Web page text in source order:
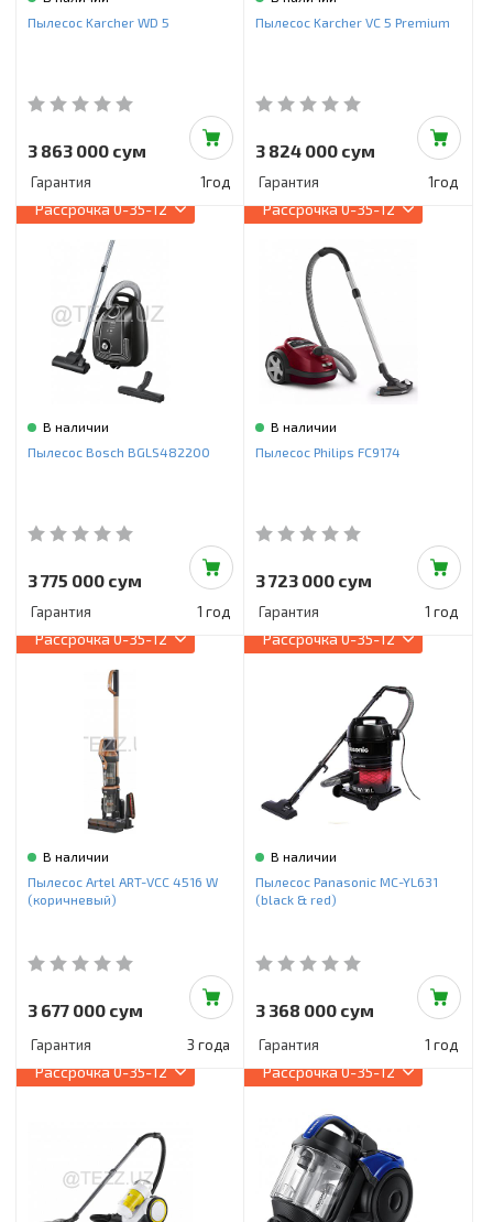
Инструменты и техника
Красота и здоровье
Пылесосы
Фильтры для воды
Пылесос Karcher WD 5
3 863 000 сум
Гарантия 1год
Пылесос Karcher VC 5 Premium
3 824 000 сум
Гарантия 1год
Рассрочка0-35-12
В наличии
Пылесос Bosch BGLS482200
3 775 000 сум
Гарантия 1 год
Рассрочка0-35-12
В наличии
Пылесос Philips FC9174
3 723 000 сум
Гарантия 1 год
Рассрочка0-35-12
В наличии
Пылесос Artel ART-VCC 4516 W
(коричневый)
3 677 000 сум
Гарантия 3 года
Рассрочка0-35-12
В наличии
Пылесос Panasonic MC-YL631
(black & red)
3 368 000 сум
Гарантия 1 год
Рассрочка0-35-12 Рассрочка0-35-12